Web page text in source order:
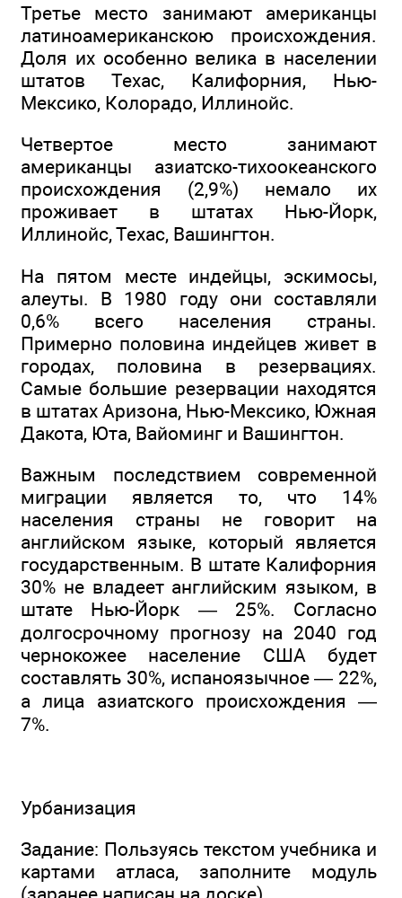
Третье место занимают американцы
латиноамериканскою происхождения.
Доля их особенно велика в населении
штатов Техас, Калифорния, Нью-
Мексико, Колорадо, Иллинойс.
Четвертое место занимают
американцы азиатско-тихоокеанского
происхождения (2,9%) немало их
проживает в штатах Нью-Йорк,
Иллинойс, Техас, Вашингтон.
На пятом месте индейцы, эскимосы,
алеуты. В 1980 году они составляли
0,6% всего населения страны.
Примерно половина индейцев живет в
городах, половина в резервациях.
Самые большие резервации находятся
в штатах Аризона, Нью-Мексико, Южная
Дакота, Юта, Вайоминг и Вашингтон.
Важным последствием современной
миграции является то, что 14%
населения страны не говорит на
английском языке, который является
государственным. В штате Калифорния
30% не владеет английским языком, в
штате Нью-Йорк — 25%. Согласно
долгосрочному прогнозу на 2040 год
чернокожее население США будет
составлять 30%, испаноязычное — 22%,
а лица азиатского происхождения —
7%.
Урбанизация
Задание: Пользуясь текстом учебника и
картами атласа, заполните модуль